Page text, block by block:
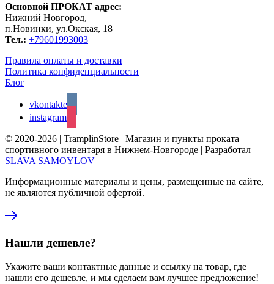
Основной ПРОКАТ адрес:
Нижний Новгород,
п.Новинки, ул.Окская, 18
Тел.: +79601993003
Правила оплаты и доставки
Политика конфиденциальности
Блог
vkontakte
instagram
© 2020-2026 | TramplinStore | Магазин и пункты проката
спортивного инвентаря в Нижнем-Новгороде | Разработал
SLAVA SAMOYLOV
Информационные материалы и цены, размещенные на сайте,
не являются публичной офертой.
Нашли дешевле?
Укажите ваши контактные данные и ссылку на товар, где
нашли его дешевле, и мы сделаем вам лучшее предложение!